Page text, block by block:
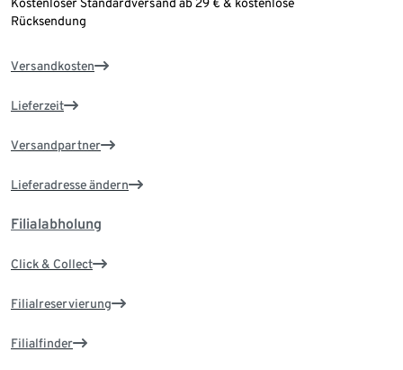
Rücksendung
Versandkosten
Lieferzeit
Versandpartner
Lieferadresse ändern
Filialabholung
Click & Collect
Filialreservierung
Filialfinder